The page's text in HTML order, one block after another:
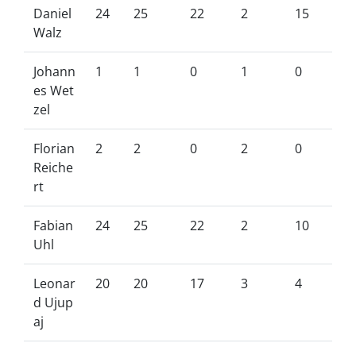
Daniel
Walz
24 25 22 2 15
Johann
es Wet
zel
1 1 0 1 0
Florian
Reiche
rt
2 2 0 2 0
Fabian
Uhl
24 25 22 2 10
Leonar
d Ujup
aj
20 20 17 3 4